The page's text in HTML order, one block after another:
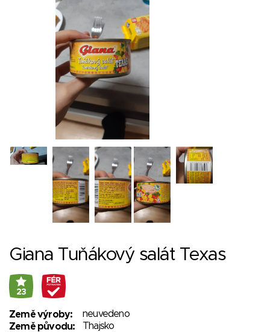
Giana Tuňákový salát Texas
23
Země výroby:
neuvedeno
Země původu:
Thajsko